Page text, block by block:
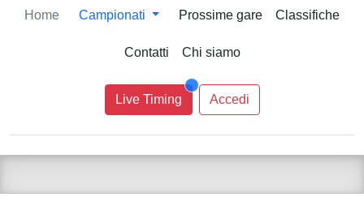
Home Campionati Prossime gare Classifiche
Contatti Chi siamo
Live Timing Accedi